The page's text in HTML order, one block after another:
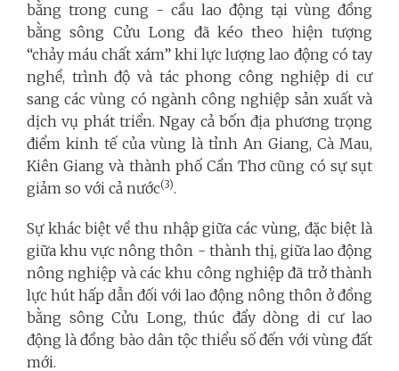
bằng trong cung - cầu lao động tại vùng đồng
bằng sông Cửu Long đã kéo theo hiện tượng
“chảy máu chất xám” khi lực lượng lao động có tay
nghề, trình độ và tác phong công nghiệp di cư
sang các vùng có ngành công nghiệp sản xuất và
dịch vụ phát triển. Ngay cả bốn địa phương trọng
điểm kinh tế của vùng là tỉnh An Giang, Cà Mau,
Kiên Giang và thành phố Cần Thơ cũng có sự sụt
giảm so với cả nước(3).
Sự khác biệt về thu nhập giữa các vùng, đặc biệt là
giữa khu vực nông thôn - thành thị, giữa lao động
nông nghiệp và các khu công nghiệp đã trở thành
lực hút hấp dẫn đối với lao động nông thôn ở đồng
bằng sông Cửu Long, thúc đẩy dòng di cư lao
động là đồng bào dân tộc thiểu số đến với vùng đất
mới.